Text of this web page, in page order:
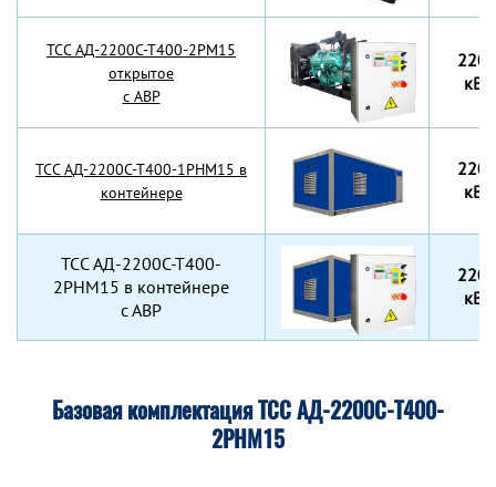
TCC АД-2200С-Т400-2РМ15
открытое
с АВР
2200
кВт
TCC АД-2200С-Т400-1РНМ15 в
контейнере
2200
кВт
TCC АД-2200С-Т400-
2РНМ15 в контейнере
с АВР
2200
кВт
Базовая комплектация ТСС АД-2200С-Т400-
2РНМ15